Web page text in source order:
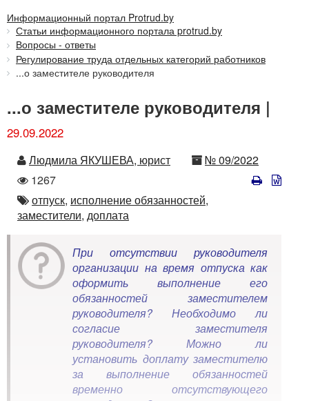
Информационный портал Protrud.by
Статьи информационного портала protrud.by
Вопросы - ответы
Регулирование труда отдельных категорий работников
...о заместителе руководителя
...о заместителе руководителя |
29.09.2022
Автор
Людмила ЯКУШЕВА, юрист Номер
№ 09/2022
Количество
просмотров
1267
Автор
отпуск, исполнение обязанностей,
заместители, доплата
При отсутствии руководителя
организации на время отпуска как
оформить выполнение его
обязанностей заместителем
руководителя? Необходимо ли
согласие заместителя
руководителя? Можно ли
установить доплату заместителю
за выполнение обязанностей
временно отсутствующего